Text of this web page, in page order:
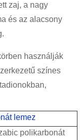
zaj, a nagy
és az alacsony
használják
színes
lemez
polikarbonát